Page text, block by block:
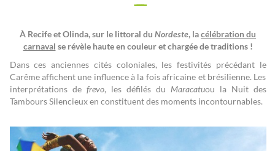
À Recife et Olinda, sur le littoral du Nordeste, lacélébration du
carnaval se révèle haute en couleur et chargée de traditions !
Dans ces anciennes cités coloniales, les festivités précédant le
Carême affichent une influence à la fois africaine et brésilienne. Les
interprétations de frevo, les défilés du Maracatuou la Nuit des
Tambours Silencieux en constituent des moments incontournables.